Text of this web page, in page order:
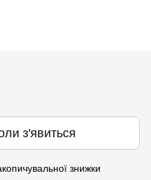
з'явиться
знижки